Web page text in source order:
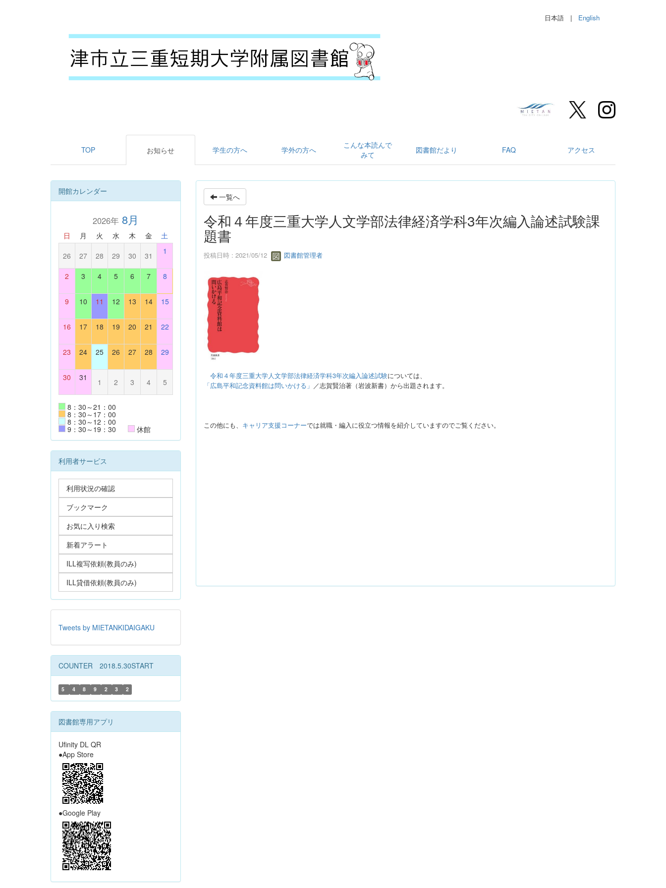
日本語 | English
TOP お知らせ 学生の方へ 学外の方へ
こんな本読んで
みて
図書館だより FAQ アクセス
一覧へ
令和４年度三重大学人文学部法律経済学科3年次編入論述試験課
題書
投稿日時 : 2021/05/12 図書館管理者
令和４年度三重大学人文学部法律経済学科3年次編入論述試験については、
「広島平和記念資料館は問いかける」 ／志賀賢治著（岩波新書）から出題されます。
この他にも、 キャリア支援コーナーでは就職・編入に役立つ情報を紹介していますのでご覧ください。
開館カレンダー
2026年8月
日 月 火 水 木 金 土
26 27 28 29 30 31 1
2 3 4 5 6 7 8
9 10 11 12 13 14 15
16 17 18 19 20 21 22
23 24 25 26 27 28 29
30 31 1 2 3 4 5
8：30～21：00
8：30～17：00
8：30～12：00
9：30～19：30 休館
利用者サービス
利用状況の確認
ブックマーク
お気に入り検索
新着アラート
ILL複写依頼(教員のみ)
ILL貸借依頼(教員のみ)
Tweets by MIETANKIDAIGAKU
COUNTER 2018.5.30START
5 4 8 9 2 3 2
図書館専用アプリ
Ufinity DL QR
●App Store
●Google Play